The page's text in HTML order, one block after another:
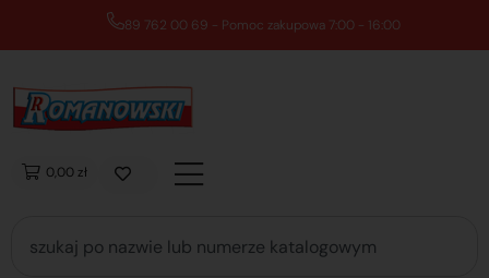
89 762 00 69 - Pomoc zakupowa 7:00 - 16:00
0,00 zł